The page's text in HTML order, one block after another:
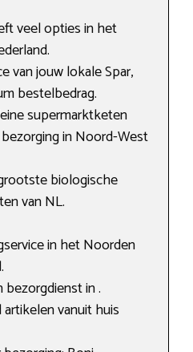
veel opties in het
van jouw lokale Spar,
bestelbedrag.
supermarktketen
in Noord-West
biologische
van NL.
in het Noorden
in .
vanuit huis